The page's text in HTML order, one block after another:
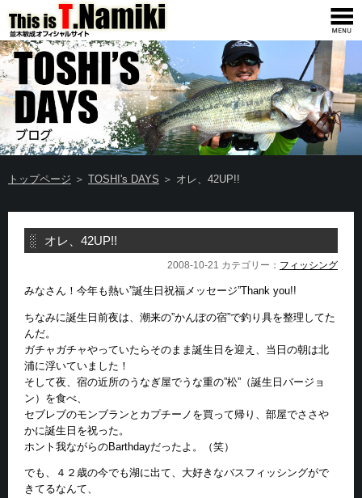
トップページ ＞ TOSHI's DAYS ＞ オレ、42UP!!
オレ、42UP!!
2008-10-21 カテゴリー： フィッシング
みなさん！今年も熱い”誕生日祝福メッセージ”Thank you!!
ちなみに誕生日前夜は、潮来の”かんぽの宿”で釣り具を整理してた
んだ。
ガチャガチャやっていたらそのまま誕生日を迎え、当日の朝は北
浦に浮いていました！
そして夜、宿の近所のうなぎ屋でうな重の”松”（誕生日バージョ
ン）を食べ、
セブレブのモンブランとカプチーノを買って帰り、部屋でささや
かに誕生日を祝った。
ホント我ながらのBarthdayだったよ。（笑）
でも、４２歳の今でも湖に出て、大好きなバスフィッシングがで
きてるなんて、